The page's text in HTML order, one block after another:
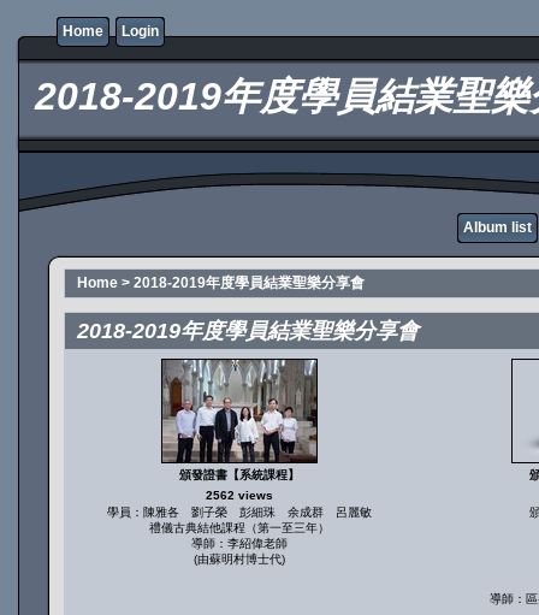
Home Login
2018-2019年度學員結業聖
Album list
Home > 2018-2019年度學員結業聖樂分享會
2018-2019年度學員結業聖樂分享會
頒發證書【系統課程】
2562 views
學員：陳雅各 劉子榮 彭細珠 余成群 呂麗敏
禮儀古典結他課程（第一至三年）
導師：李紹偉老師
(由蘇明村博士代)
導師：